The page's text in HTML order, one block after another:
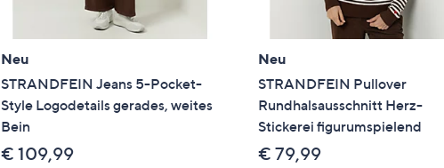
anzuzeigen.
Neu
STRANDFEIN Jeans 5-Pocket-
Style Logodetails gerades, weites
Bein
€ 109,99
Neu
STRANDFEIN Pullover
Rundhalsausschnitt Herz-
Stickerei figurumspielend
€ 79,99